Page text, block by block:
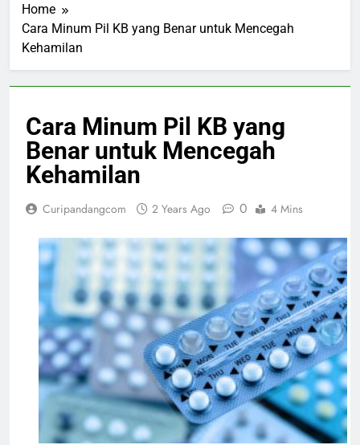
Home
Cara Minum Pil KB yang Benar untuk Mencegah
Kehamilan
Cara Minum Pil KB yang
Benar untuk Mencegah
Kehamilan
Curipandangcom 2 Years Ago 0 4 Mins